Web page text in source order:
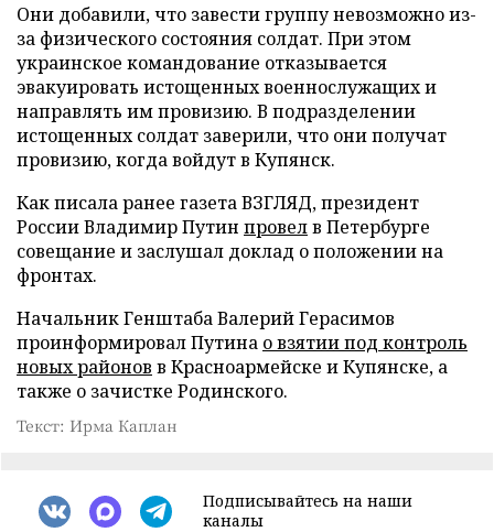
Они добавили, что завести группу невозможно из-
за физического состояния солдат. При этом
украинское командование отказывается
эвакуировать истощенных военнослужащих и
направлять им провизию. В подразделении
истощенных солдат заверили, что они получат
провизию, когда войдут в Купянск.
Как писала ранее газета ВЗГЛЯД, президент
России Владимир Путин провелв Петербурге
совещание и заслушал доклад о положении на
фронтах.
Начальник Генштаба Валерий Герасимов
проинформировал Путина о взятии под контроль
новых районов в Красноармейске и Купянске, а
также о зачистке Родинского.
Текст: Ирма Каплан
Подписывайтесь на наши
каналы